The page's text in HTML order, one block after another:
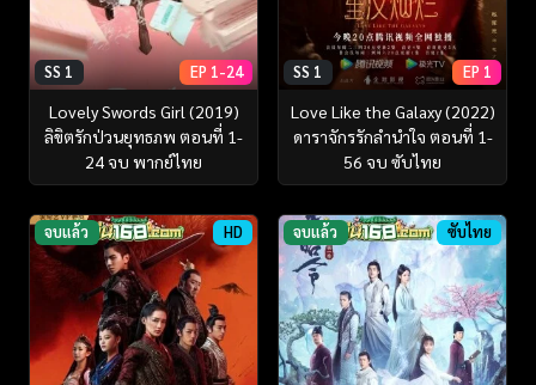
SS 1 EP 1-24
Lovely Swords Girl (2019)
ลิขิตรักป่วนยุทธภพ ตอนที่ 1-
24 จบ พากย์ไทย
SS 1 EP 1
Love Like the Galaxy (2022)
ดาราจักรรักลำนำใจ ตอนที่ 1-
56 จบ ซับไทย
จบแล้ว HD จบแล้ว ซับไทย